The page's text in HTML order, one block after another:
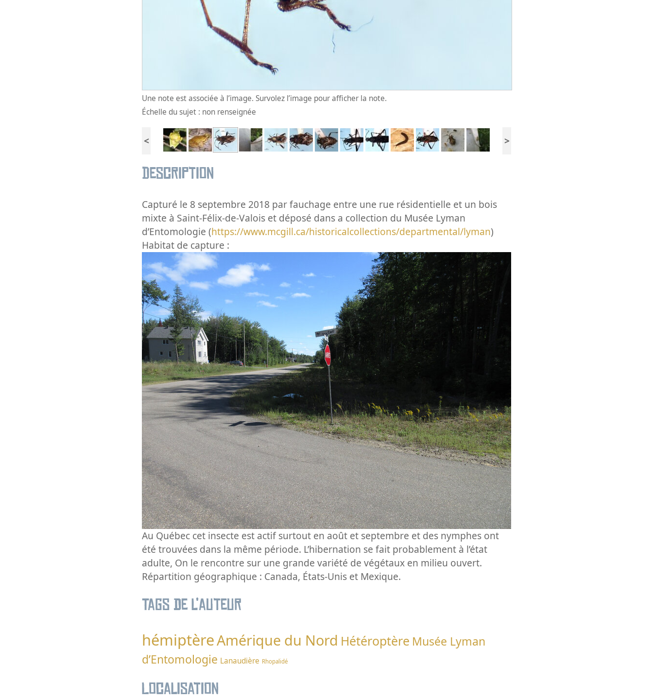
Une note est associée à l’image. Survolez l’image pour afficher la note.
Échelle du sujet : non renseignée
< >
Description
Capturé le 8 septembre 2018 par fauchage entre une rue résidentielle et un bois
mixte à Saint-Félix-de-Valois et déposé dans a collection du Musée Lyman
d’Entomologie (https://www.mcgill.ca/historicalcollections/departmental/lyman)
Habitat de capture :
Au Québec cet insecte est actif surtout en août et septembre et des nymphes ont
été trouvées dans la même période. L’hibernation se fait probablement à l’état
adulte, On le rencontre sur une grande variété de végétaux en milieu ouvert.
Répartition géographique : Canada, États-Unis et Mexique.
Tags de l’auteur
hémiptèreAmérique du Nord Hétéroptère Musée Lyman
d’Entomologie Lanaudière Rhopalidé
Localisation